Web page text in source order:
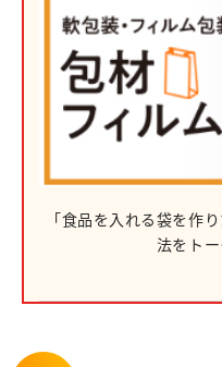
「食品を入れる袋を作
法を ト